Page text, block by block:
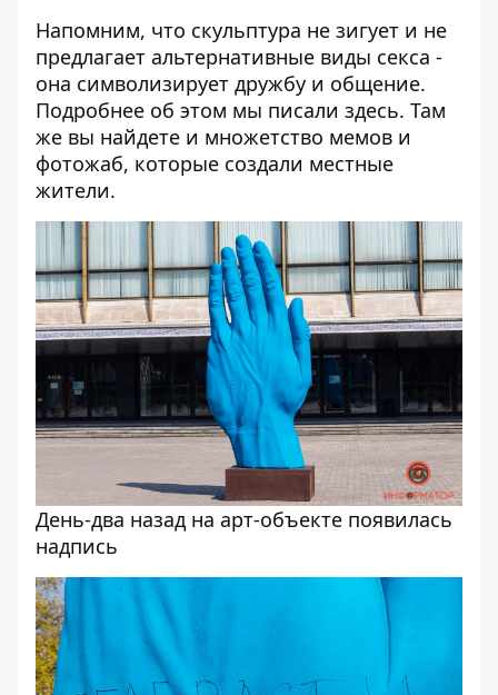
Напомним, что скульптура не зигует и не
предлагает альтернативные виды секса -
она символизирует дружбу и общение.
Подробнее об этом мы писали здесь. Там
же вы найдете и множетство мемов и
фотожаб, которые создали местные
жители.
День-два назад на арт-объекте появилась
надпись